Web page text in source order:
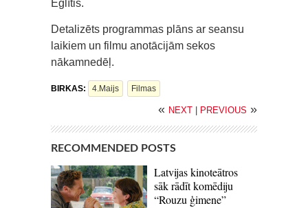
Eglītis.
Detalizēts programmas plāns ar seansu
laikiem un filmu anotācijām sekos
nākamnedēļ.
BIRKAS: 4.maijs Filmas
« NEXT PREVIOUS »
RECOMMENDED POSTS
Latvijas kinoteātros
sāk rādīt komēdiju
“Rouzu ģimene”